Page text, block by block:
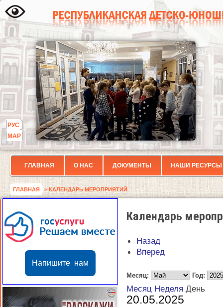
РУС
МАР
ГЛАВНАЯ О НАС ДОКУМЕНТЫ НАШИ РЕСУРСЫ
ГЛАВНАЯ > КАЛЕНДАРЬ МЕРОПРИЯТИЙ
Напишите нам
Календарь
Назад
Вперед
Месяц: Год:
Месяц Неделя День
20.05.2025